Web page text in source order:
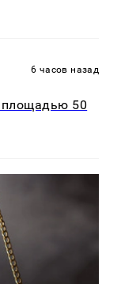
6 часов назад
50